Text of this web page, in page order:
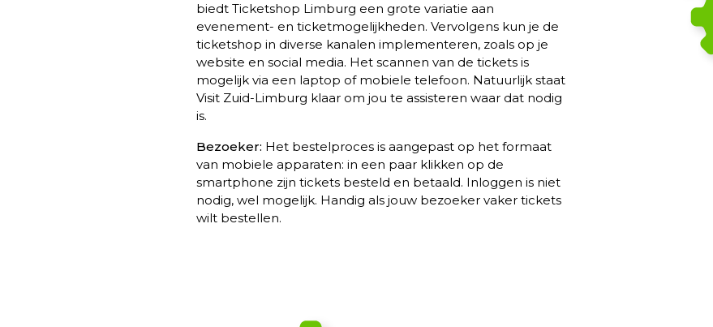
biedt Ticketshop Limburg een grote variatie aan
evenement- en ticketmogelijkheden. Vervolgens kun je de
ticketshop in diverse kanalen implementeren, zoals op je
website en social media. Het scannen van de tickets is
mogelijk via een laptop of mobiele telefoon. Natuurlijk staat
Visit Zuid-Limburg klaar om jou te assisteren waar dat nodig
is.
Bezoeker: Het bestelproces is aangepast op het formaat
van mobiele apparaten: in een paar klikken op de
smartphone zijn tickets besteld en betaald. Inloggen is niet
nodig, wel mogelijk. Handig als jouw bezoeker vaker tickets
wilt bestellen.